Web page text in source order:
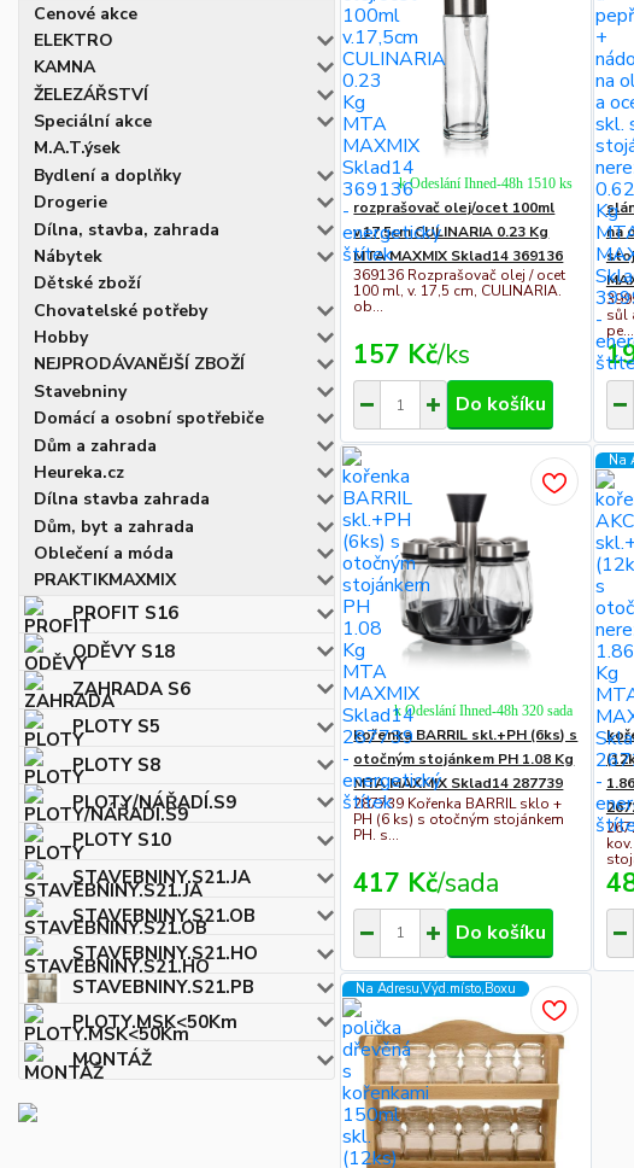
Cenové akce
ELEKTRO
KAMNA
ŽELEZÁŘSTVÍ
Speciální akce
M.A.T.ýsek
Bydlení a doplňky
Drogerie
Dílna, stavba, zahrada
Nábytek
Dětské zboží
Chovatelské potřeby
Hobby
NEJPRODÁVANĚJŠÍ ZBOŽÍ
Stavebniny
Domácí a osobní spotřebiče
Dům a zahrada
Heureka.cz
Dílna stavba zahrada
Dům, byt a zahrada
Oblečení a móda
PRAKTIKMAXMIX
PROFIT S16
ODĚVY S18
ZAHRADA S6
PLOTY S5
PLOTY S8
PLOTY/NÁŘADÍ.S9
PLOTY S10
STAVEBNINY.S21.JA
STAVEBNINY.S21.OB
STAVEBNINY.S21.HO
STAVEBNINY.S21.PB
PLOTY.MSK<50Km
MONTÁŽ
rozprašovač olej/ocet 100ml
v.17,5cm CULINARIA 0.23 Kg
MTA MAXMIX Sklad14 369136
369136 Rozprašovač olej / ocet
100 ml, v. 17,5 cm, CULINARIA.
ob...
157 Kč/ks
k Odeslání Ihned-48h 1510 ks
Do košíku
na
sůl
pe...
kořenka BARRIL skl.+PH (6ks) s
otočným stojánkem PH 1.08 Kg
MTA MAXMIX Sklad14 287739
287739 Kořenka BARRIL sklo +
PH (6 ks) s otočným stojánkem
PH. s...
417 Kč/sada
k Odeslání Ihned-48h 320 sada
Do košíku
Na
Na Adresu,Výd.místo,Boxu